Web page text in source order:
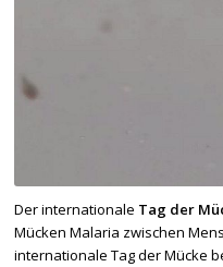
Der internationale Tag der
Mücken Malaria zwischen
internationale Tag der Mücke